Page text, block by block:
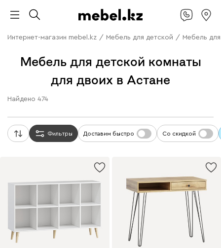
Интернет-магазин mebel.kz / Мебель для детской / Мебель
Мебель для детской комнаты
для двоих в Астане
Найдено 474
Фильтры Доставим быстро Со скидкой